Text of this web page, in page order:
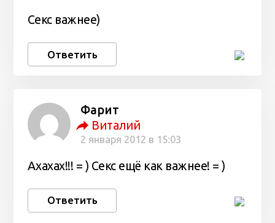
Секс важнее)
Ответить
Фарит
Виталий
2 января 2012 в 15:03
Ахахах!!! = ) Секс ещё как важнее! = )
Ответить